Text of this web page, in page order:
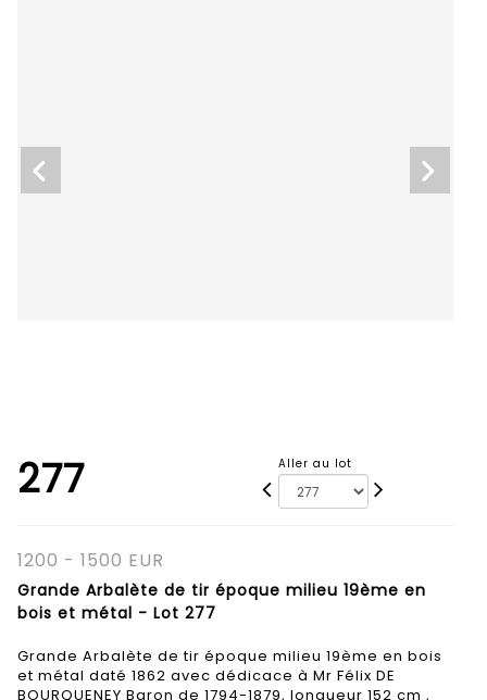
277 Aller au lot
1200 - 1500 EUR
Grande Arbalète de tir époque milieu 19ème en
bois et métal - Lot 277
Grande Arbalète de tir époque milieu 19ème en bois
et métal daté 1862 avec dédicace à Mr Félix DE
BOURQUENEY Baron de 1794-1879, longueur 152 cm ,